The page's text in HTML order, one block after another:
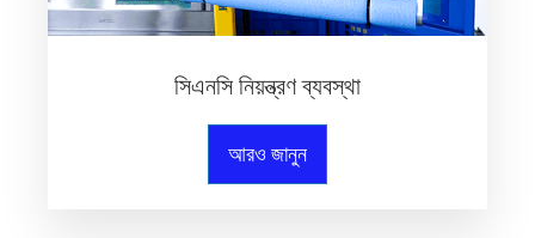
সিএনসি নিয়ন্ত্রণ ব্যবস্থা
আরও জানুন